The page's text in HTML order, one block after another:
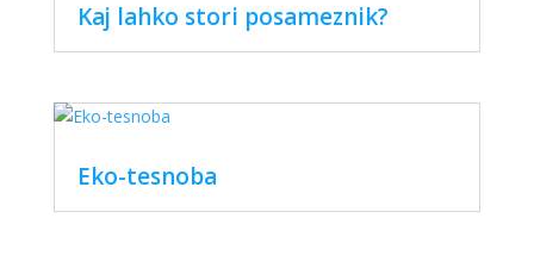
Kaj lahko stori posameznik?
Eko-tesnoba